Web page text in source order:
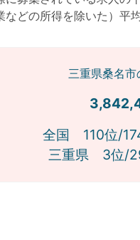
どの所得を除いた）平
三重県桑名市
全国 110位/
三重県 3位/